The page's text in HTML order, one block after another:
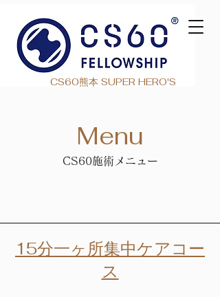
CS60熊本 SUPER HERO'S
Menu
CS60施術メニュー
15分一ヶ所集中ケアコー
ス